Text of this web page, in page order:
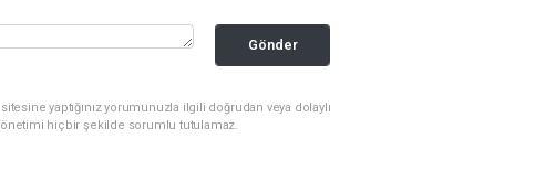
Gönder
yaptığınız yorumunuzla ilgili doğrudan veya dolaylı
hiçbir şekilde sorumlu tutulamaz.